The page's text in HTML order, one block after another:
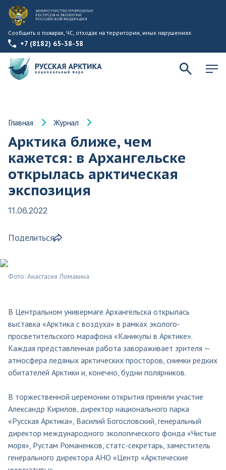
Сообщить о пожарах, ЧС, отходах на территории, иных нарушениях:
+7 (8182) 65-38-58
Главная Журнал
Арктика ближе, чем
кажется: в Архангельске
открылась арктическая
экспозиция
11.06.2022
Поделиться
Фото: Анастасия Ломакина
В Центральном универмаге Архангельска открылась
выставка «Арктика с воздуха» в рамках эколого-
просветительского марафона «Каникулы в Арктике».
Каждая представленная работа завораживает зрителя —
атмосфера ледяных арктических просторов, снимки редких
обитателей Арктики и, конечно, будни полярников.
В торжественной церемонии открытия приняли участие
Александр Кирилов, директор национального парка
«Русская Арктика», Василий Богословский, генеральный
директор международного экологического фонда «Чистые
моря», Рустам Романенков, статс-секретарь, заместитель
генерального директора АНО «Центр «Арктические